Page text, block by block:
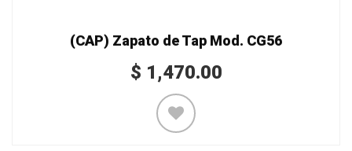
(CAP) Zapato de Tap Mod. CG56
$ 1,470.00